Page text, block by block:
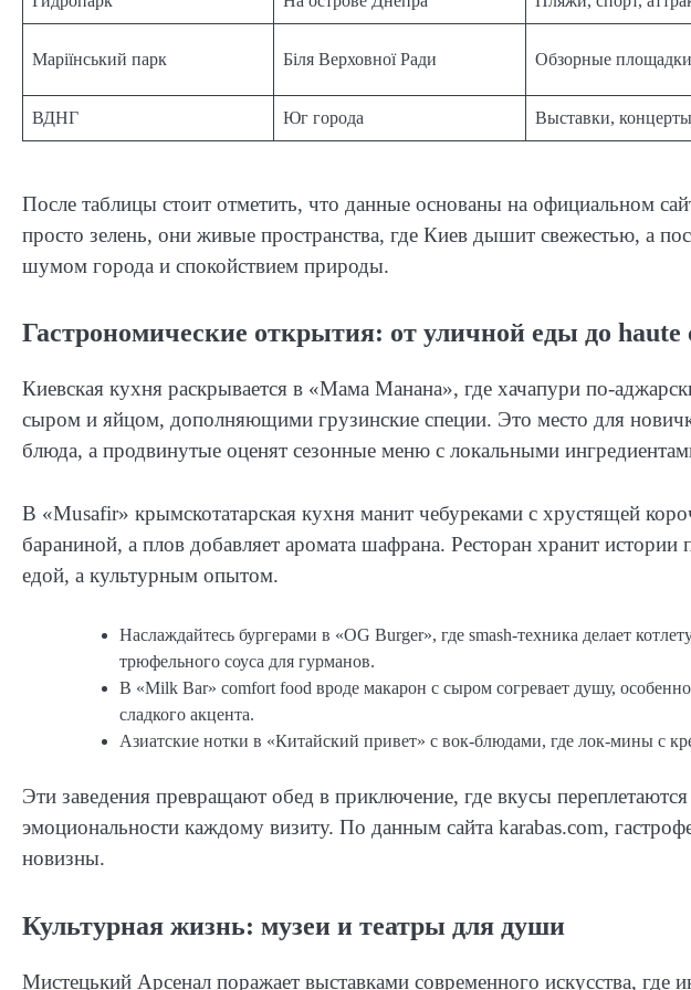
Маріїнський парк Біля Верховної Ради Обзорные
ВДНГ Юг города Выставки,
После таблицы стоит отметить, что данные основаны на официальном
просто зелень, они живые пространства, где Киев дышит свежестью, а
шумом города и спокойствием природы.
Гастрономические открытия: от уличной еды до haute
Киевская кухня раскрывается в «Мама Манана», где хачапури по-
сыром и яйцом, дополняющими грузинские специи. Это место для
блюда, а продвинутые оценят сезонные меню с локальными
В «Musafir» крымскотатарская кухня манит чебуреками с хрустящей
бараниной, а плов добавляет аромата шафрана. Ресторан хранит истории
едой, а культурным опытом.
Наслаждайтесь бургерами в «OG Burger», где smash-техника делает
трюфельного соуса для гурманов.
В «Milk Bar» comfort food вроде макарон с сыром согревает душу,
сладкого акцента.
Азиатские нотки в «Китайский привет» с вок-блюдами, где лок-мины с
Эти заведения превращают обед в приключение, где вкусы
эмоциональности каждому визиту. По данным сайта karabas.com,
новизны.
Культурная жизнь: музеи и театры для души
Мистецький Арсенал поражает выставками современного искусства, где